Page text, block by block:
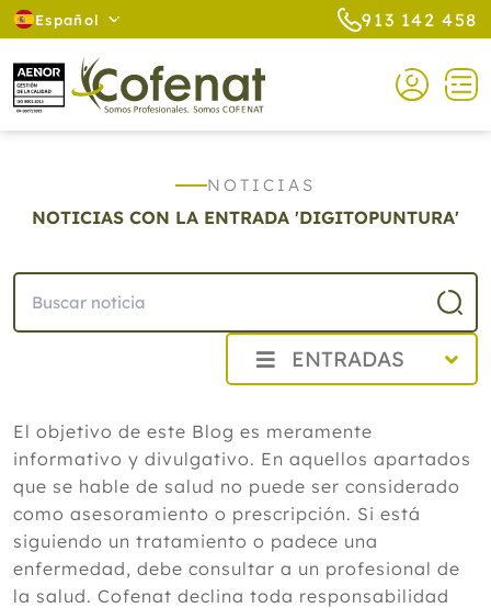
Español 913 142 458
NOTICIAS
NOTICIAS CON LA ENTRADA 'DIGITOPUNTURA'
ENTRADAS
Agosto
Cistitis en verano: cinco remedios
naturales para aliviar los síntomas,
según un experto
Julio
Junio
Mayo
El objetivo de este Blog es meramente
informativo y divulgativo. En aquellos apartados
que se hable de salud no puede ser considerado
como asesoramiento o prescripción. Si está
siguiendo un tratamiento o padece una
enfermedad, debe consultar a un profesional de
la salud. Cofenat declina toda responsabilidad